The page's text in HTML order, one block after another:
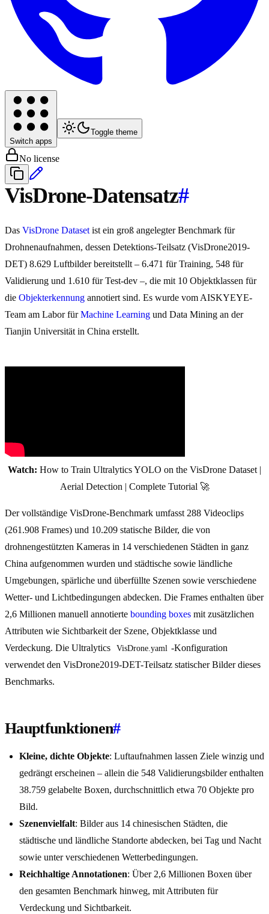
Switch apps
Toggle theme
No license
VisDrone-Datensatz#
Das VisDrone Dataset ist ein groß angelegter Benchmark für
Drohnenaufnahmen, dessen Detektions-Teilsatz (VisDrone2019-
DET) 8.629 Luftbilder bereitstellt – 6.471 für Training, 548 für
Validierung und 1.610 für Test-dev –, die mit 10 Objektklassen für
die Objekterkennung annotiert sind. Es wurde vom AISKYEYE-
Team am Labor fürMachine Learning und Data Mining an der
Tianjin Universität in China erstellt.
Watch: How to Train Ultralytics YOLO on the VisDrone Dataset |
Aerial Detection | Complete Tutorial 🚀
Der vollständige VisDrone-Benchmark umfasst 288 Videoclips
(261.908 Frames) und 10.209 statische Bilder, die von
drohnengestützten Kameras in 14 verschiedenen Städten in ganz
China aufgenommen wurden und städtische sowie ländliche
Umgebungen, spärliche und überfüllte Szenen sowie verschiedene
Wetter- und Lichtbedingungen abdecken. Die Frames enthalten über
2,6 Millionen manuell annotierte bounding boxes mit zusätzlichen
Attributen wie Sichtbarkeit der Szene, Objektklasse und
Verdeckung. Die Ultralytics
VisDrone.yaml -Konfiguration
verwendet den VisDrone2019-DET-Teilsatz statischer Bilder dieses
Benchmarks.
Hauptfunktionen#
Kleine, dichte Objekte: Luftaufnahmen lassen Ziele winzig und
gedrängt erscheinen – allein die 548 Validierungsbilder enthalten
38.759 gelabelte Boxen, durchschnittlich etwa 70 Objekte pro
Bild.
Szenenvielfalt: Bilder aus 14 chinesischen Städten, die
städtische und ländliche Standorte abdecken, bei Tag und Nacht
sowie unter verschiedenen Wetterbedingungen.
Reichhaltige Annotationen: Über 2,6 Millionen Boxen über
den gesamten Benchmark hinweg, mit Attributen für
Verdeckung und Sichtbarkeit.